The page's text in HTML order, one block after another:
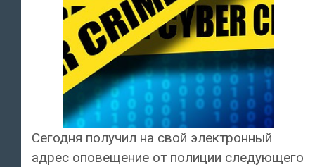
Сегодня получил на свой электронный
адрес оповещение от полиции следующего